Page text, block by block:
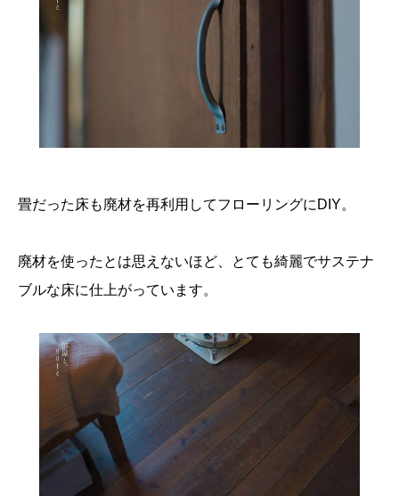
畳だった床も廃材を再利用してフローリングにDIY。
廃材を使ったとは思えないほど、とても綺麗でサステナ
ブルな床に仕上がっています。